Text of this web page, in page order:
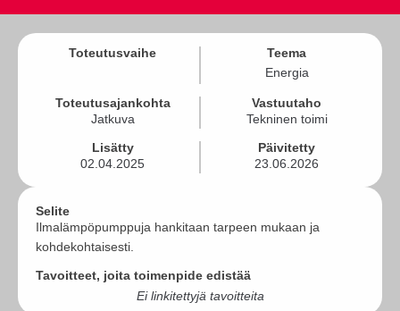
Toteutusvaihe
Teema
Energia
Toteutusajankohta
Jatkuva
Vastuutaho
Tekninen toimi
Lisätty
02.04.2025
Päivitetty
23.06.2026
Selite
Ilmalämpöpumppuja hankitaan tarpeen mukaan ja
kohdekohtaisesti.
Tavoitteet, joita toimenpide edistää
Ei linkitettyjä tavoitteita